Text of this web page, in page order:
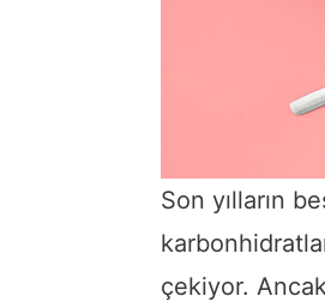
Son yılların
çekiyor.